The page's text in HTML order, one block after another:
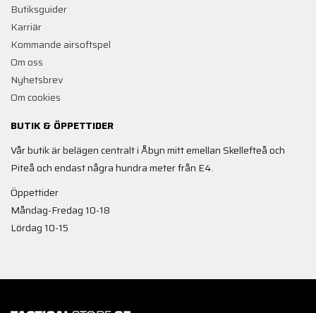
Butiksguider
Karriär
Kommande airsoftspel
Om oss
Nyhetsbrev
Om cookies
BUTIK & ÖPPETTIDER
Vår butik är belägen centralt i Åbyn mitt emellan Skellefteå och
Piteå och endast några hundra meter från E4.
Öppettider
Måndag-Fredag 10-18
Lördag 10-15